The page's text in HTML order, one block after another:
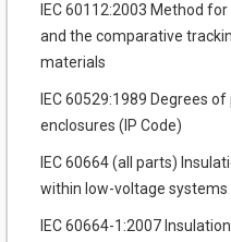
IEC 60112:2003 Method
and the comparative
materials
IEC 60529:1989 Degrees
enclosures (IP Code)
IEC 60664 (all parts)
within low-voltage systems
IEC 60664-1:2007